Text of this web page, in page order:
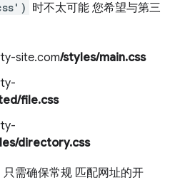
时不太可能 您希望与第三
site.com/styles/main.css
file.css
directory.css
需确保常规 匹配网址的开